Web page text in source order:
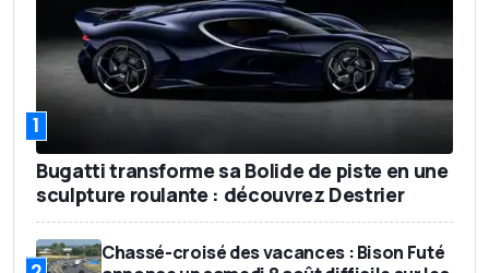
1
Bugatti transforme sa Bolide de piste en une
sculpture roulante : découvrez Destrier
Chassé-croisé des vacances : Bison Futé